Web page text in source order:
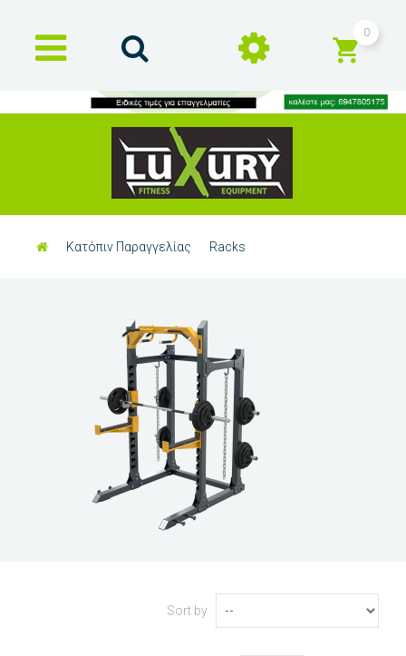
0
Κατόπιν Παραγγελίας Racks
Sort by